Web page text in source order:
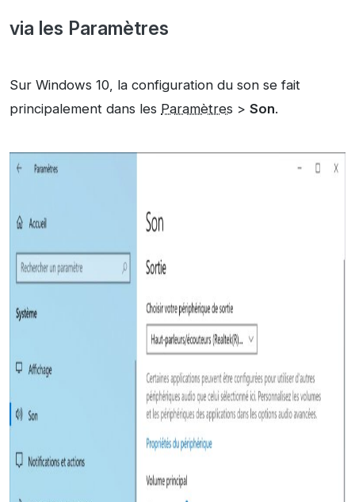
via les Paramètres
Sur Windows 10, la configuration du son se fait
principalement dans les Paramètres > Son.